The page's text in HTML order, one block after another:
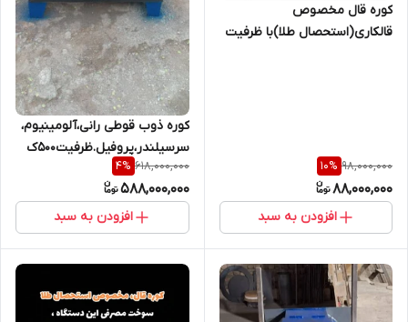
کوره قال مخصوص
قالکاری(استحصال طلا)با ظرفیت
98,000,000
10%
88,000,000
افزودن به سبد
کوره ذوب قوطی رانی،آلومینیوم،
سرسیلندر،پروفیل.ظرفیت۵۰۰ک
618,000,000
4%
588,000,000
افزودن به سبد